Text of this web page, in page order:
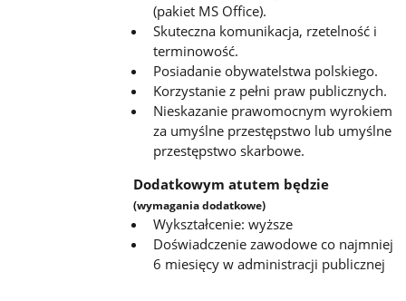
(pakiet MS Office).
Skuteczna komunikacja, rzetelność i
terminowość.
Posiadanie obywatelstwa polskiego.
Korzystanie z pełni praw publicznych.
Nieskazanie prawomocnym wyrokiem
za umyślne przestępstwo lub umyślne
przestępstwo skarbowe.
Dodatkowym atutem będzie
(wymagania dodatkowe)
Wykształcenie: wyższe
Doświadczenie zawodowe co najmniej
6 miesięcy w administracji publicznej